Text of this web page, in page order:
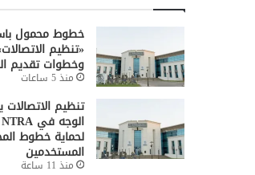
خطوط محمول
«تنظيم
وخطوات تقديم
منذ 5 ساعات
تنظيم
لحماية خطوط
المستخدمين
منذ 11 ساعة